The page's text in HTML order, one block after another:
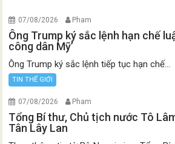
07/08/2026 Pham
Ông Trump ký sắc lệnh hạn chế
công dân Mỹ’
Ông Trump ký sắc lệnh tiếp tục hạn chế...
TIN THẾ GIỚI
07/08/2026 Pham
Tổng Bí thư, Chủ tịch nước Tô
Tân Lây Lan